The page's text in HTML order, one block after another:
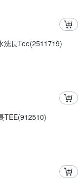
洗長Tee(2511719)
TEE(912510)